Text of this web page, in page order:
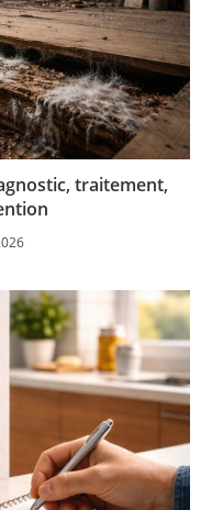
traitement,